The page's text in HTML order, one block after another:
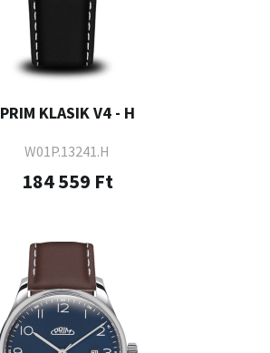
PRIM KLASIK V4 - H
W01P.13241.H
184 559 Ft